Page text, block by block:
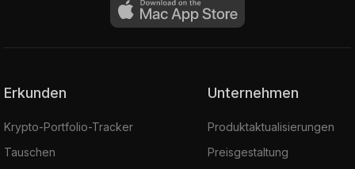
Erkunden
Krypto-Portfolio-Tracker
Tauschen
Unternehmen
Produktaktualisierungen
Preisgestaltung